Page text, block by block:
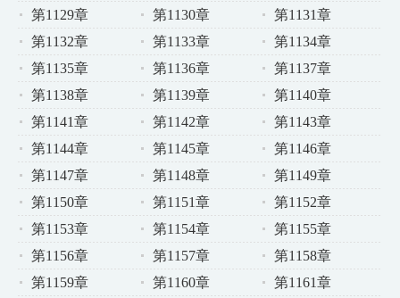
第1129章
第1130章
第1131章
第1132章
第1133章
第1134章
第1135章
第1136章
第1137章
第1138章
第1139章
第1140章
第1141章
第1142章
第1143章
第1144章
第1145章
第1146章
第1147章
第1148章
第1149章
第1150章
第1151章
第1152章
第1153章
第1154章
第1155章
第1156章
第1157章
第1158章
第1159章
第1160章
第1161章